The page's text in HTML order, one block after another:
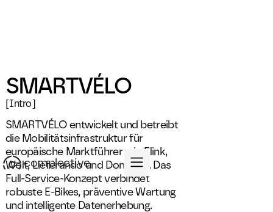
complective
SMARTVÉLO
[Intro]
SMARTVÉLO entwickelt und betreibt
die Mobilitätsinfrastruktur für
europäische Marktführer wie Flink,
Wolt, Lieferando und Domino’s. Das
Full-Service-Konzept verbindet
robuste E-Bikes, präventive Wartung
und intelligente Datenerhebung.